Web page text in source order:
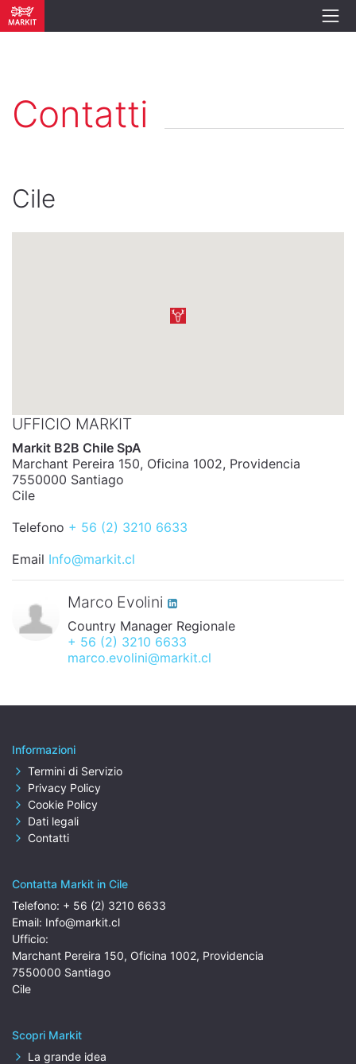
Contatti
Cile
UFFICIO MARKIT
Markit B2B Chile SpA
Marchant Pereira 150, Oficina 1002, Providencia
7550000 Santiago
Cile
Telefono + 56 (2) 3210 6633
Email Info@markit.cl
Marco Evolini
Country Manager Regionale
+ 56 (2) 3210 6633
marco.evolini@markit.cl
Informazioni
Termini di Servizio
Privacy Policy
Cookie Policy
Dati legali
Contatti
Contatta Markit in Cile
Telefono: + 56 (2) 3210 6633
Email: Info@markit.cl
Ufficio:
Marchant Pereira 150, Oficina 1002, Providencia
7550000 Santiago
Cile
Scopri Markit
La grande idea